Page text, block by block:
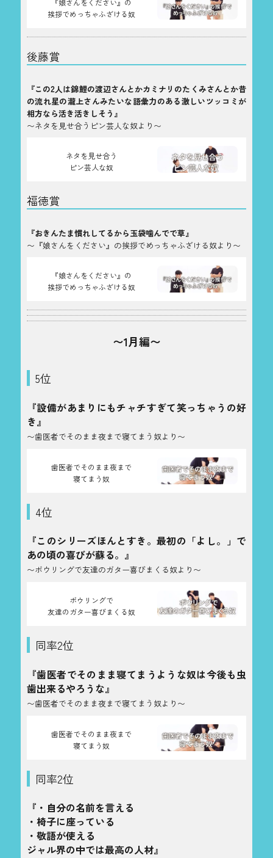
『娘さんをください』の
挨拶でめっちゃふざける奴
後藤賞
『この2人は錦鯉の渡辺さんとかカミナリのたくみさんとか昔
の流れ星の瀧上さんみたいな語彙力のある激しいツッコミが
相方なら活き活きしそう』
〜ネタを見せ合うピン芸人な奴より〜
ネタを見せ合う
ピン芸人な奴
福徳賞
『おきんたま慣れしてるから玉袋噛んでで草』
〜『娘さんをください』の挨拶でめっちゃふざける奴より〜
『娘さんをください』の
挨拶でめっちゃふざける奴
〜1月編〜
5位
『設備があまりにもチャチすぎて笑っちゃうの好
き』
〜歯医者でそのまま夜まで寝てまう奴より〜
歯医者でそのまま夜まで
寝てまう奴
4位
『このシリーズほんとすき。最初の「よし。」で
あの頃の喜びが蘇る。』
〜ボウリングで友達のガター喜びまくる奴より〜
ボウリングで
友達のガター喜びまくる奴
同率2位
『歯医者でそのまま寝てまうような奴は今後も虫
歯出来るやろうな』
〜歯医者でそのまま夜まで寝てまう奴より〜
歯医者でそのまま夜まで
寝てまう奴
同率2位
『・自分の名前を言える
・椅子に座っている
・敬語が使える
ジャル界の中では最高の人材』